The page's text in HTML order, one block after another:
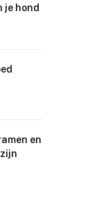
je hond
en